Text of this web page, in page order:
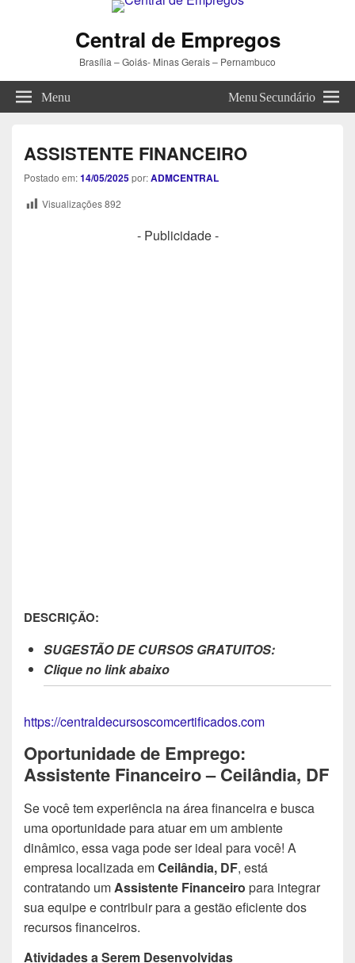
Central de Empregos
Brasília – Goiás- Minas Gerais – Pernambuco
Menu Menu Secundário
ASSISTENTE FINANCEIRO
Postado em:14/05/2025por:ADMCENTRAL
Visualizações892
- Publicidade -
DESCRIÇÃO:
SUGESTÃO DE CURSOS GRATUITOS:
Clique no link abaixo
https://centraldecursoscomcertificados.com
Oportunidade de Emprego:
Assistente Financeiro – Ceilândia, DF
Se você tem experiência na área financeira e busca
uma oportunidade para atuar em um ambiente
dinâmico, essa vaga pode ser ideal para você! A
empresa localizada emCeilândia, DF, está
contratando umAssistente Financeiro para integrar
sua equipe e contribuir para a gestão eficiente dos
recursos financeiros.
Atividades a Serem Desenvolvidas